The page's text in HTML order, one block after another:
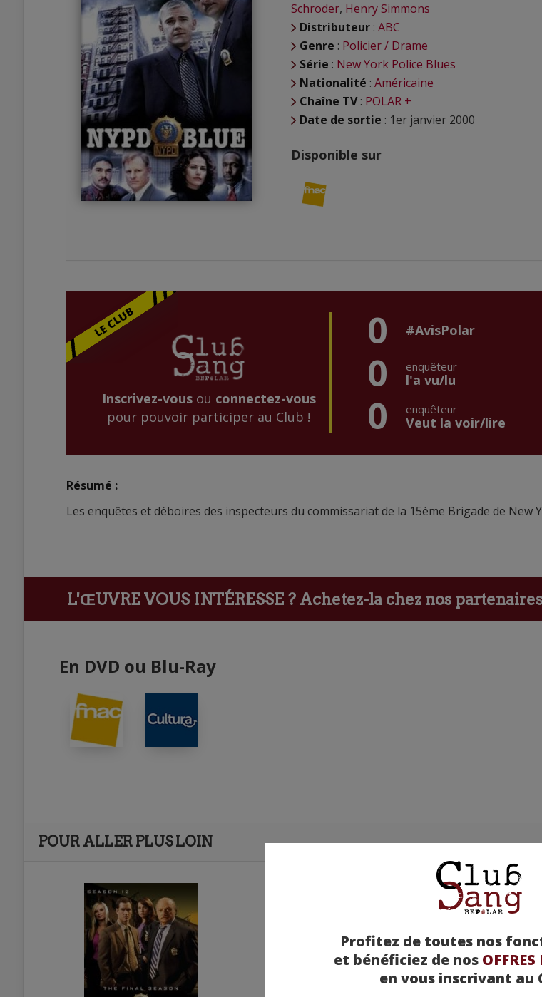
Profitez de toutes nos
et bénéficiez de nos OFFRES
en vous inscrivant au
Schroder, Henry Simmons
Distributeur : ABC
Genre : Policier / Drame
Série : New York Police Blues
Nationalité : Américaine
Chaîne TV: POLAR +
Date de sortie : 1er janvier 2000
Disponible sur
Inscrivez-vousou connectez-vous
pour pouvoir participer au Club !
0 #AvisPolar
0 enquêteur
l'a vu/lu
0 enquêteur
Veut la voir/lire
Résumé :
Les enquêtes et déboires des inspecteurs du commissariat de la 15ème Brigade de New
L'ŒUVRE VOUS INTÉRESSE ? Achetez-la chez nos
En DVD ou Blu-Ray
POUR ALLER PLUS LOIN